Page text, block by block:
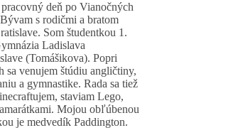
deň po Vianočných
s rodičmi a bratom
Som študentkou 1.
Ladislava
(Tomášikova). Popri
sa venujem štúdiu angličtiny,
a gymnastike. Rada sa tiež
staviam Lego,
Mojou obľúbenou
je medvedík Paddington.